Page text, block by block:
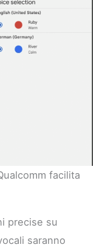
facilita
precise su
saranno